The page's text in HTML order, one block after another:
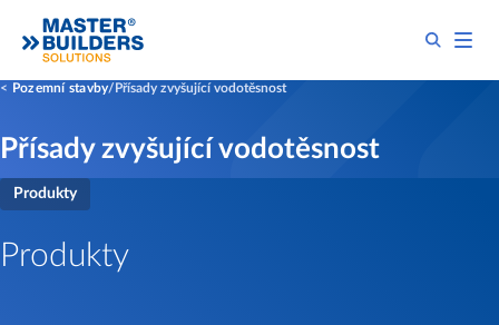
Pozemní stavby Přísady zvyšující vodotěsnost
Přísady zvyšující vodotěsnost
Produkty
Produkty